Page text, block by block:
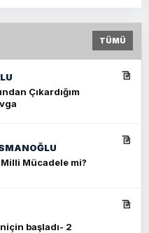
TÜMÜ
Çıkardığım
Milli Mücadele mi?
başladı- 2